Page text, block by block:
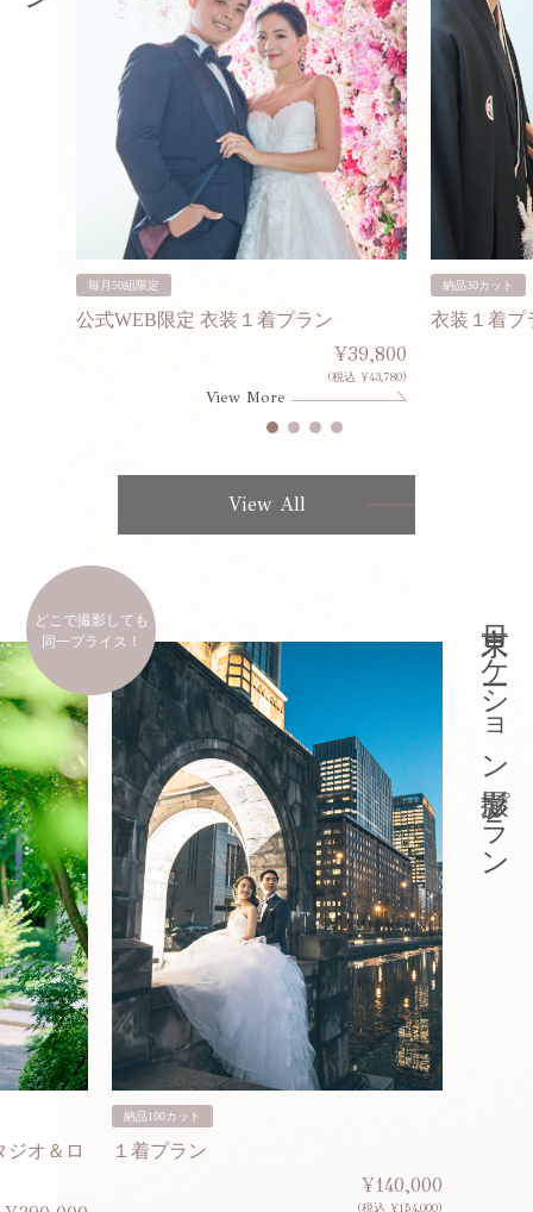
毎月50組限定
公式WEB限定 衣装１着プラン
¥39,800
(税込 ¥43,780)
View More
納品30カット
衣装１着プ
View All
どこで撮影しても
同一プライス！
ジオ＆ロ
納品100カット
１着プラン
¥140,000
(税込 ¥154,000)
東京ロケーション撮影プラン